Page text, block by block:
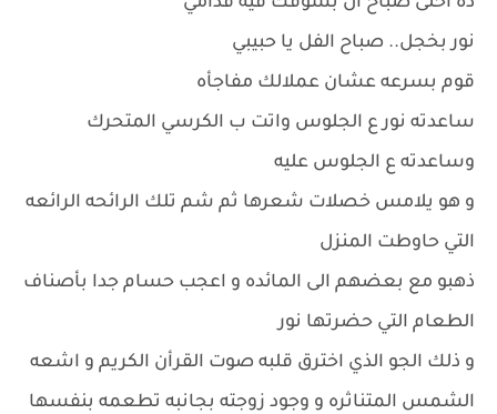
نور بخجل.. صباح الفل يا حبيبي
قوم بسرعه عشان عملالك مفاجأه
ساعدته نور ع الجلوس واتت ب الكرسي المتحرك
وساعدته ع الجلوس عليه
و هو يلامس خصلات شعرها ثم شم تلك الرائحه الرائعه
التي حاوطت المنزل
ذهبو مع بعضهم الى المائده و اعجب حسام جدا بأصناف
الطعام التي حضرتها نور
و ذلك الجو الذي اخترق قلبه صوت القرأن الكريم و اشعه
الشمس المتناثره و وجود زوجته بجانبه تطعمه بنفسها